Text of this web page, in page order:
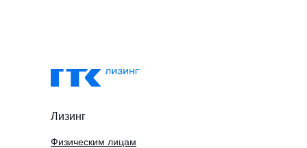
Лизинг
Физическим лицам